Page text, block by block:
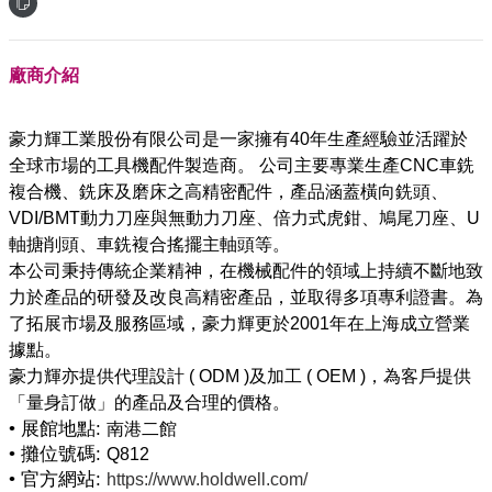
廠商介紹
豪力輝工業股份有限公司是一家擁有40年生產經驗並活躍於
全球市場的工具機配件製造商。 公司主要專業生產CNC車銑
複合機、銑床及磨床之高精密配件，產品涵蓋橫向銑頭、
VDI/BMT動力刀座與無動力刀座、倍力式虎鉗、鳩尾刀座、U
軸搪削頭、車銑複合搖擺主軸頭等。
本公司秉持傳統企業精神，在機械配件的領域上持續不斷地致
力於產品的研發及改良高精密產品，並取得多項專利證書。為
了拓展市場及服務區域，豪力輝更於2001年在上海成立營業
據點。
豪力輝亦提供代理設計 ( ODM )及加工 ( OEM )，為客戶提供
• 展館地點: 南港二館
• 攤位號碼: Q812
• 官方網站: https://www.holdwell.com/